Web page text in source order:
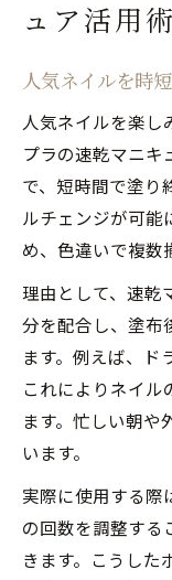
ュア活用術
人気ネイルを時
人気ネイルを楽し
プラの速乾マニキ
で、短時間で塗り
ルチェンジが可能
め、色違いで複数
理由として、速乾
分を配合し、塗布
ます。例えば、ド
これによりネイル
ます。忙しい朝や
います。
実際に使用する際
の回数を調整する
きます。こうした